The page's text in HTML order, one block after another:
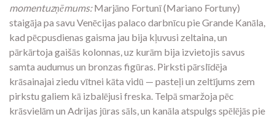
momentuzņēmums:Marjāno Fortunī (Mariano Fortuny)
staigāja pa savu Venēcijas palaco darbnīcu pie Grande Kanāla,
kad pēcpusdienas gaisma jau bija kļuvusi zeltaina, un
pārkārtoja gaišās kolonnas, uz kurām bija izvietojis savus
samta audumus un bronzas figūras. Pirksti pārslīdēja
krāsainajai ziedu vītnei kāta vidū — pasteļi un zeltījums zem
pirkstu galiem kā izbalējusi freska. Telpā smaržoja pēc
krāsvielām un Adrijas jūras sāls, un kanāla atspulgs spēlējās pie